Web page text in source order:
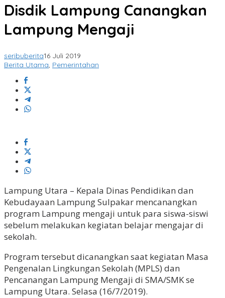
Disdik Lampung Canangkan
Lampung Mengaji
seribuberita16 Juli 2019
Berita Utama, Pemerintahan
Lampung Utara – Kepala Dinas Pendidikan dan
Kebudayaan Lampung Sulpakar mencanangkan
program Lampung mengaji untuk para siswa-siswi
sebelum melakukan kegiatan belajar mengajar di
sekolah.
Program tersebut dicanangkan saat kegiatan Masa
Pengenalan Lingkungan Sekolah (MPLS) dan
Pencanangan Lampung Mengaji di SMA/SMK se
Lampung Utara. Selasa (16/7/2019).